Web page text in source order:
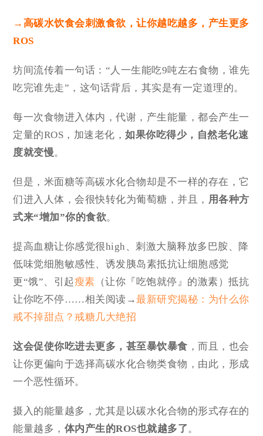
→高碳水饮食会刺激食欲，让你越吃越多，产生更多
ROS
坊间流传着一句话：“人一生能吃9吨左右食物，谁先
吃完谁先走”，这句话背后，其实是有一定道理的。
每一次食物进入体内，代谢，产生能量，都会产生一
定量的ROS，加速老化，如果你吃得少，自然老化速
度就变慢。
但是，米面糖等高碳水化合物却是不一样的存在，它
们进入人体，会很快转化为葡萄糖，并且， 用各种方
式来“增加”你的食欲。
提高血糖让你感觉很high、刺激大脑释放多巴胺、降
低味觉细胞敏感性、诱发胰岛素抵抗让细胞感觉
更“饿”、引起 瘦素 （让你『吃饱就停』的激素）抵抗
让你吃不停……相关阅读→最新研究揭秘：为什么你
戒不掉甜点？戒糖几大绝招
这会促使你吃进去更多，甚至暴饮暴食 ，而且，也会
让你更偏向于选择高碳水化合物类食物，由此，形成
一个恶性循环。
摄入的能量越多，尤其是以碳水化合物的形式存在的
能量越多， 体内产生的ROS也就越多了 。